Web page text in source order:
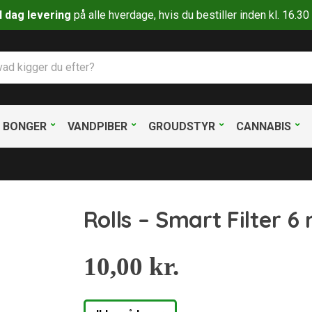
dag levering på alle hverdage, hvis du bestiller inden kl. 16.30
BONGER VANDPIBER GROUDSTYR CANNABIS
Rolls – Smart Filter 6
10,00 kr.